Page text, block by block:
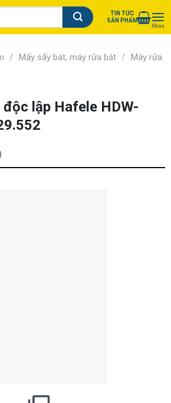
TIN TỨC
SẢN PHẨM
/ Mấy sấy bát, máy rửa bát / Máy rửa
lập Hafele HDW-